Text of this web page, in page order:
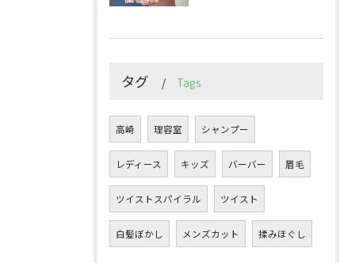
タグ Tags
高崎 理容室 シャンプー
レディース キッズ バーバー 眉毛
ツイストスパイラル ツイスト
白髪ぼかし メンズカット 揉みほぐし